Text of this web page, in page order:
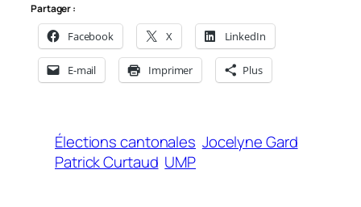
Partager :
Facebook X LinkedIn
E-mail Imprimer Plus
Élections cantonales Jocelyne Gard
Patrick Curtaud UMP